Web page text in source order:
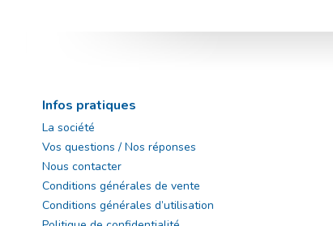
Infos pratiques
La société
Vos questions / Nos réponses
Nous contacter
Conditions générales de vente
Conditions générales d’utilisation